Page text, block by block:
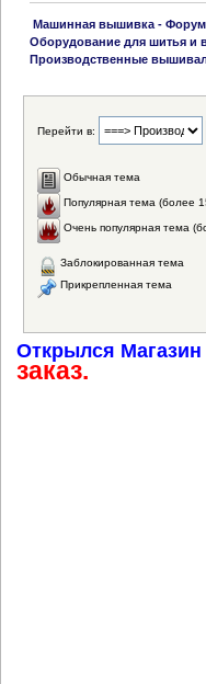
Машинная вышивка - Форум
Оборудование для шитья и
Производственные
Перейти в:
Обычная тема
Популярная тема (более
Очень популярная тема
Заблокированная тема
Прикрепленная тема
Открылся Магазин
заказ.